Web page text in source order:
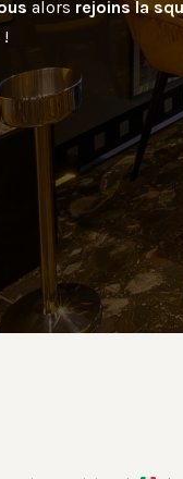
alors rejoins la